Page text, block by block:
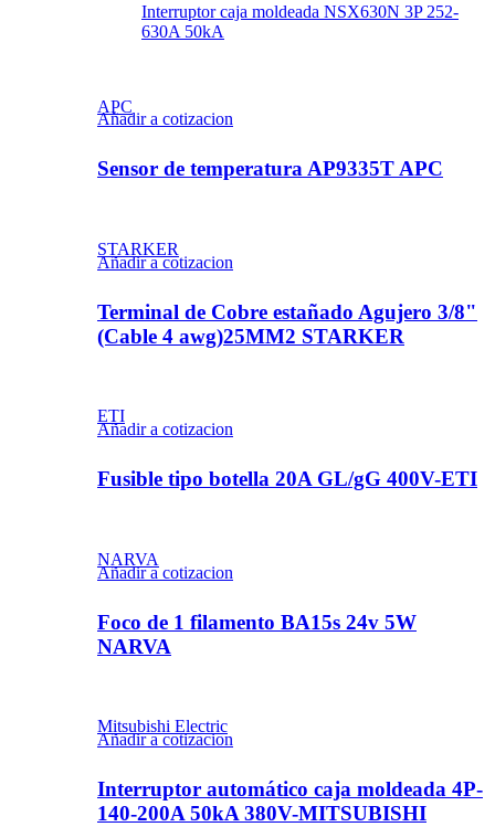
Interruptor caja moldeada NSX630N 3P 252-
630A 50kA
APC
Añadir a cotizacion
Sensor de temperatura AP9335T APC
STARKER
Añadir a cotizacion
Terminal de Cobre estañado Agujero 3/8"
(Cable 4 awg)25MM2 STARKER
ETI
Añadir a cotizacion
Fusible tipo botella 20A GL/gG 400V-ETI
NARVA
Añadir a cotizacion
Foco de 1 filamento BA15s 24v 5W
NARVA
Mitsubishi Electric
Añadir a cotizacion
Interruptor automático caja moldeada 4P-
140-200A 50kA 380V-MITSUBISHI